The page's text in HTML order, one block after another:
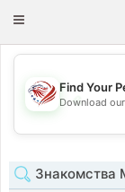
Toggle
💖
Find Your
Download
Знакомства